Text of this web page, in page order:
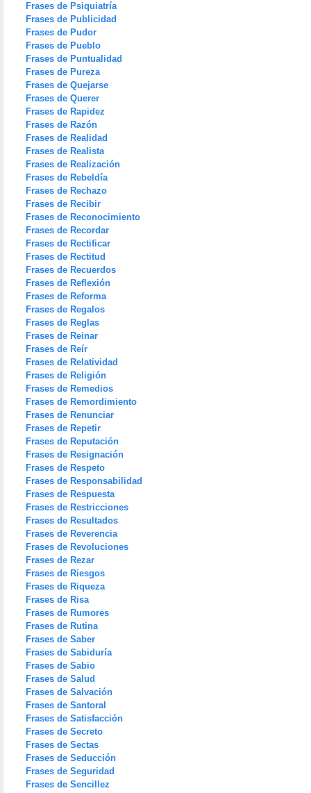
Frases de Psiquiatría
Frases de Publicidad
Frases de Pudor
Frases de Pueblo
Frases de Puntualidad
Frases de Pureza
Frases de Quejarse
Frases de Querer
Frases de Rapidez
Frases de Razón
Frases de Realidad
Frases de Realista
Frases de Realización
Frases de Rebeldía
Frases de Rechazo
Frases de Recibir
Frases de Reconocimiento
Frases de Recordar
Frases de Rectificar
Frases de Rectitud
Frases de Recuerdos
Frases de Reflexión
Frases de Reforma
Frases de Regalos
Frases de Reglas
Frases de Reinar
Frases de Reír
Frases de Relatividad
Frases de Religión
Frases de Remedios
Frases de Remordimiento
Frases de Renunciar
Frases de Repetir
Frases de Reputación
Frases de Resignación
Frases de Respeto
Frases de Responsabilidad
Frases de Respuesta
Frases de Restricciones
Frases de Resultados
Frases de Reverencia
Frases de Revoluciones
Frases de Rezar
Frases de Riesgos
Frases de Riqueza
Frases de Risa
Frases de Rumores
Frases de Rutina
Frases de Saber
Frases de Sabiduría
Frases de Sabio
Frases de Salud
Frases de Salvación
Frases de Santoral
Frases de Satisfacción
Frases de Secreto
Frases de Sectas
Frases de Seducción
Frases de Seguridad
Frases de Sencillez